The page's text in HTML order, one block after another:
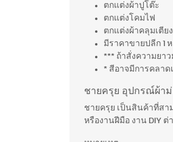
ตกแต่งผ้าปูโต๊ะ
ตกแต่งโคมไฟ
ตกแต่งผ้าคลุมเตีย
มีราคาขายปลีก 1
*** ถ้าสั่งความยา
* สีอาจมีการคลา
ชายครุย อุปกรณ์ผ้าม่
ชายครุย เป็นสินค้าที่สา
หรืองานฝีมือ งาน DIY